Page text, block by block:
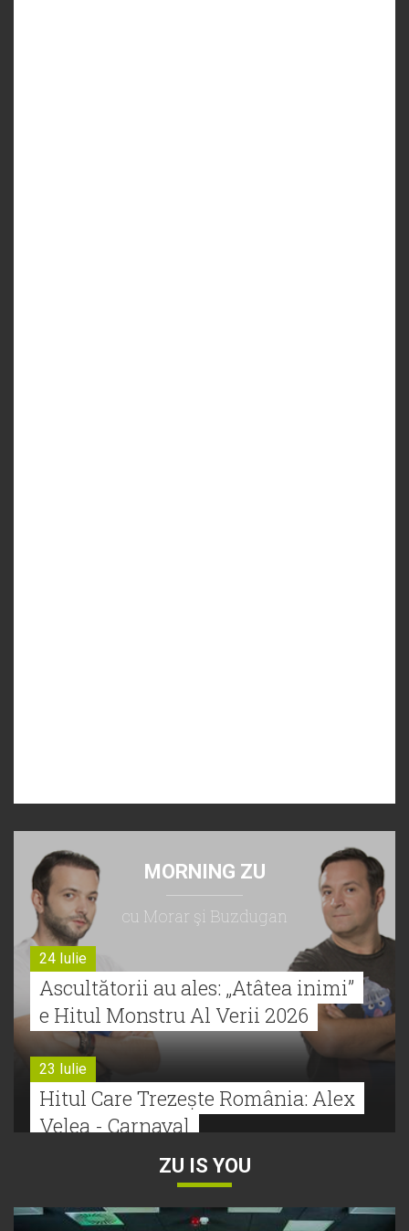
MORNING ZU
cu Morar şi Buzdugan
24 Iulie
Ascultătorii au ales: „Atâtea inimi”
e Hitul Monstru Al Verii 2026
23 Iulie
Hitul Care Trezește România: Alex
Velea - Carnaval
Bătălie strânsă la Hitul Monstru Al
ZU IS YOU